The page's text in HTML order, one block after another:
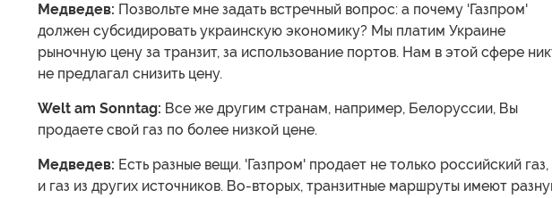
Медведев: Позвольте мне задать встречный вопрос: а почему 'Газпром'
должен субсидировать украинскую экономику? Мы платим Украине
рыночную цену за транзит, за использование портов. Нам в этой сфере
не предлагал снизить цену.
Welt am Sonntag: Все же другим странам, например, Белоруссии, Вы
продаете свой газ по более низкой цене.
Медведев: Есть разные вещи. 'Газпром' продает не только российский газ,
и газ из других источников. Во-вторых, транзитные маршруты имеют